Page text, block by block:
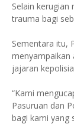
Selain
trauma bagi
Sementara itu,
menyampaikan
jajaran
“Kami
Pasuruan dan
bagi kami yang